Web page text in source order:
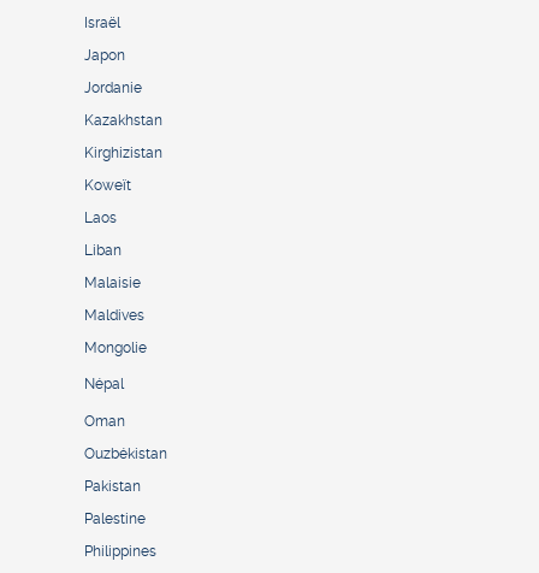
Israël
Japon
Jordanie
Kazakhstan
Kirghizistan
Koweït
Laos
Liban
Malaisie
Maldives
Mongolie
Népal
Oman
Ouzbékistan
Pakistan
Palestine
Philippines